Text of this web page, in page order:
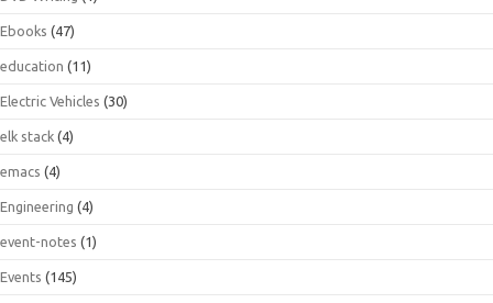
Ebooks (47)
education (11)
Electric Vehicles (30)
elk stack (4)
emacs (4)
Engineering (4)
event-notes (1)
Events (145)